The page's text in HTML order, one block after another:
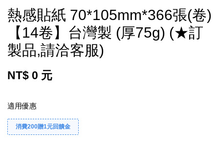
熱感貼紙 70*105mm*366張(卷)
【14卷】台灣製 (厚75g) (★訂
製品,請洽客服)
NT$ 0 元
適用優惠
消費200贈1元回饋金